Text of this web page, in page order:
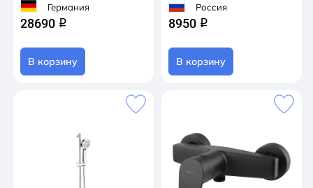
Германия
28690 q
В корзину
Россия
8950 q
В корзину